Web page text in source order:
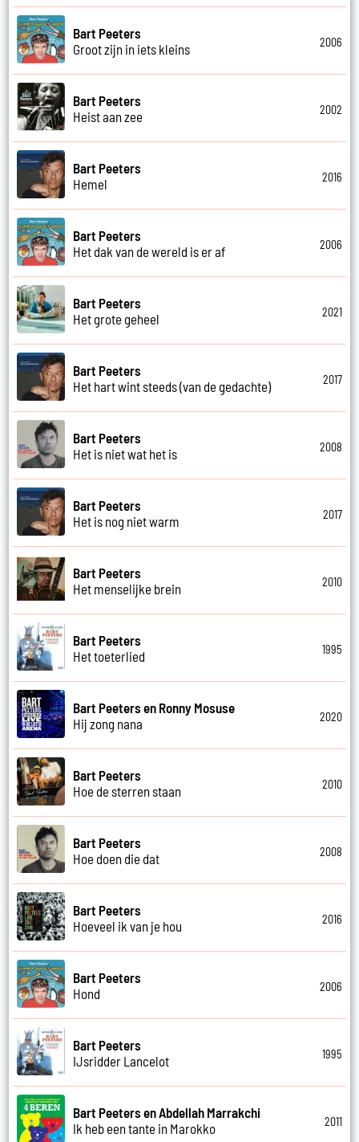
Bart Peeters
Groot zijn in iets kleins
2006
Bart Peeters
Heist aan zee
2002
Bart Peeters
Hemel
2016
Bart Peeters
Het dak van de wereld is er af
2006
Bart Peeters
Het grote geheel
2021
Bart Peeters
Het hart wint steeds (van de gedachte)
2017
Bart Peeters
Het is niet wat het is
2008
Bart Peeters
Het is nog niet warm
2017
Bart Peeters
Het menselijke brein
2010
Bart Peeters
Het toeterlied
1995
Bart Peeters en Ronny Mosuse
Hij zong nana
2020
Bart Peeters
Hoe de sterren staan
2010
Bart Peeters
Hoe doen die dat
2008
Bart Peeters
Hoeveel ik van je hou
2016
Bart Peeters
Hond
2006
Bart Peeters
IJsridder Lancelot
1995
Bart Peeters en Abdellah Marrakchi
Ik heb een tante in Marokko
2011